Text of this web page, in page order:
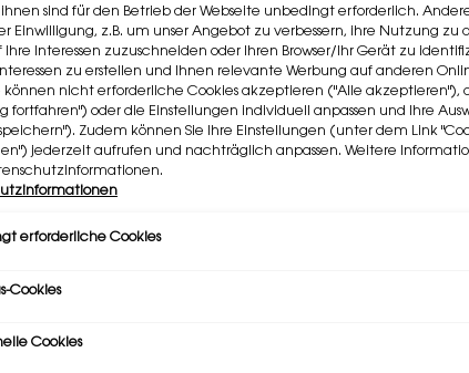
sind für den Betrieb der Webseite unbedingt erforderlich.
Einwilligung, z.B. um unser Angebot zu verbessern, ihre Nutzung zu
Interessen zuzuschneiden oder Ihren Browser/Ihr Gerät zu
zu erstellen und Ihnen relevante Werbung auf anderen
können nicht erforderliche Cookies akzeptieren ("Alle akzeptieren"),
fortfahren") oder die Einstellungen individuell anpassen und Ihre
Zudem können Sie Ihre Einstellungen (unter dem Link
jederzeit aufrufen und nachträglich anpassen. Weitere
erforderliche Cookies
Cookies
Cookies